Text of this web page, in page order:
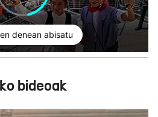
denean abisatu
bideoak